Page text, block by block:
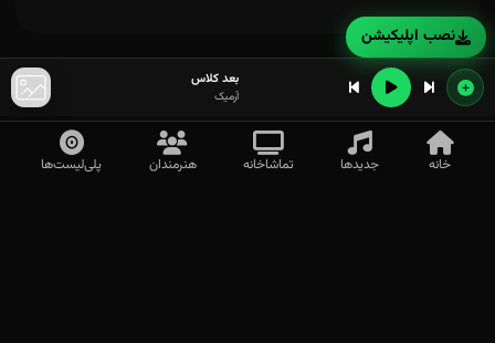
بعد کلاس
آرمیک
خانه جدیدها تماشاخانه هنرمندان پلی‌لیست‌ها
نصب اپلیکیشن